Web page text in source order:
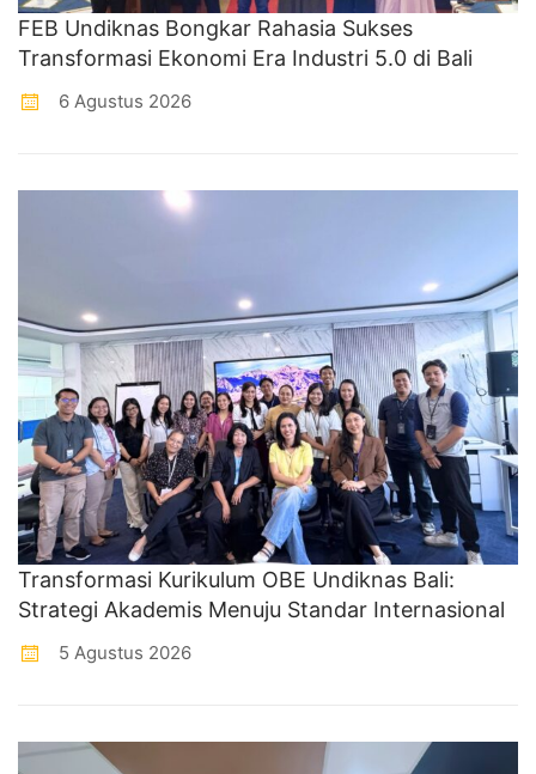
FEB Undiknas Bongkar Rahasia Sukses
Transformasi Ekonomi Era Industri 5.0 di Bali
6 Agustus 2026
Transformasi Kurikulum OBE Undiknas Bali:
Strategi Akademis Menuju Standar Internasional
5 Agustus 2026